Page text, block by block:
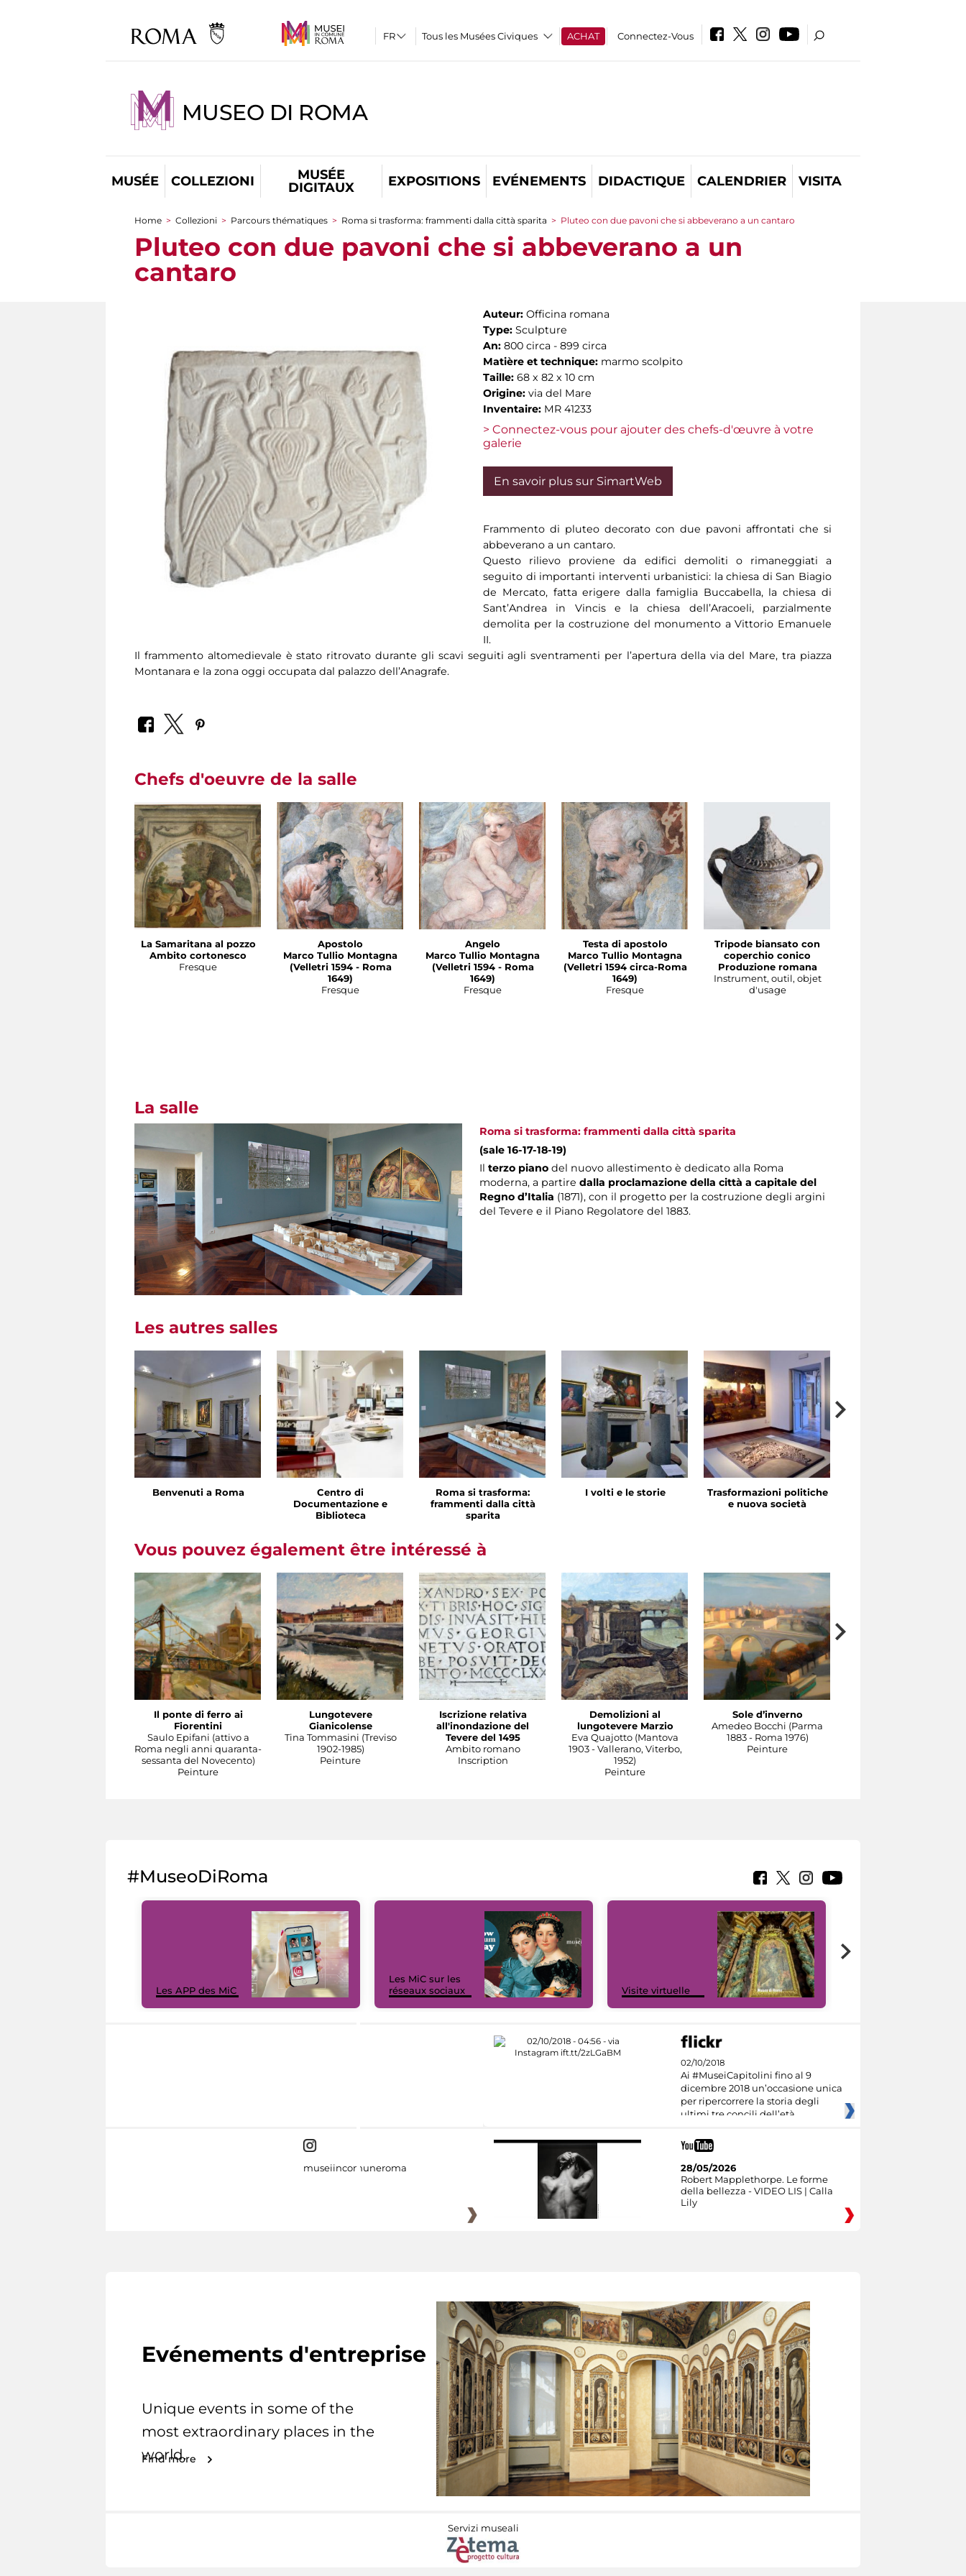
Tous les Musées Civiques ACHAT Connectez-Vous
MUSEO DI ROMA
MUSÉE COLLEZIONI
MUSÉE
DIGITAUX
EXPOSITIONS EVÉNEMENTS DIDACTIQUE CALENDRIER VISITA
You are here
Home > Collezioni > Parcours thématiques > Roma si trasforma: frammenti dalla città sparita > Pluteo con due pavoni che si abbeverano a un cantaro
Pluteo con due pavoni che si abbeverano a un
cantaro
Auteur: Officina romana
Type: Sculpture
An: 800 circa - 899 circa
Matière et technique: marmo scolpito
Taille: 68 x 82 x 10 cm
Origine: via del Mare
Inventaire: MR 41233
> Connectez-vous pour ajouter des chefs-d'œuvre à votre
galerie
En savoir plus sur SimartWeb
Frammento di pluteo decorato con due pavoni affrontati che si
abbeverano a un cantaro.
Questo rilievo proviene da edifici demoliti o rimaneggiati a
seguito di importanti interventi urbanistici: la chiesa di San Biagio
de Mercato, fatta erigere dalla famiglia Buccabella, la chiesa di
Sant’Andrea in Vincis e la chiesa dell’Aracoeli, parzialmente
demolita per la costruzione del monumento a Vittorio Emanuele
II.
Il frammento altomedievale è stato ritrovato durante gli scavi seguiti agli sventramenti per l’apertura della via del Mare, tra piazza
Montanara e la zona oggi occupata dal palazzo dell’Anagrafe.
Chefs d'oeuvre de la salle
La Samaritana al pozzo
Ambito cortonesco
Fresque
Apostolo
Marco Tullio Montagna
(Velletri 1594 - Roma
1649)
Fresque
Angelo
Marco Tullio Montagna
(Velletri 1594 - Roma
1649)
Fresque
Testa di apostolo
Marco Tullio Montagna
(Velletri 1594 circa-Roma
1649)
Fresque
Tripode biansato con
coperchio conico
Produzione romana
Instrument, outil, objet
d'usage
La salle
Roma si trasforma: frammenti dalla città sparita
(sale 16-17-18-19)
Ilterzo piano del nuovo allestimento è dedicato alla Roma
moderna, a partiredalla proclamazione della città a capitale del
Regno d’Italia (1871), con il progetto per la costruzione degli argini
del Tevere e il Piano Regolatore del 1883.
Les autres salles
Benvenuti a Roma
Centro di
Documentazione e
Biblioteca
Roma si trasforma:
frammenti dalla città
sparita
I volti e le storie
Trasformazioni politiche
e nuova società
Vous pouvez également être intéressé à
Il ponte di ferro ai
Fiorentini
Saulo Epifani (attivo a
Roma negli anni quaranta-
sessanta del Novecento)
Peinture
Lungotevere
Gianicolense
Tina Tommasini (Treviso
1902-1985)
Peinture
Iscrizione relativa
all'inondazione del
Tevere del 1495
Ambito romano
Inscription
Demolizioni al
lungotevere Marzio
Eva Quajotto (Mantova
1903 - Vallerano, Viterbo,
1952)
Peinture
Sole d’inverno
Amedeo Bocchi (Parma
1883 - Roma 1976)
Peinture
#MuseoDiRoma
Les APP des MiC
Les MiC sur les
réseaux sociaux
Visite virtuelle
02/10/2018
Ai #MuseiCapitolini fino al 9
dicembre 2018 un’occasione unica
per ripercorrere la storia degli
ultimi tre concili dell’età
museiincomuneroma
28/05/2026
Robert Mapplethorpe. Le forme
della bellezza - VIDEO LIS | Calla
Lily
Evénements d'entreprise
Unique events in some of the
most extraordinary places in the
world.
Find more
Servizi museali